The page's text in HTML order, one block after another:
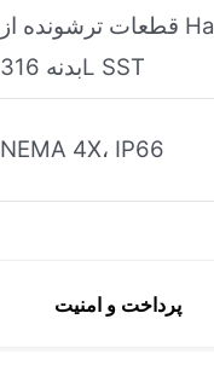
قطعات ترشونده از Hastelloy C-276،
بدنه 316L SST
NEMA 4X، IP66
پرداخت و امنیت